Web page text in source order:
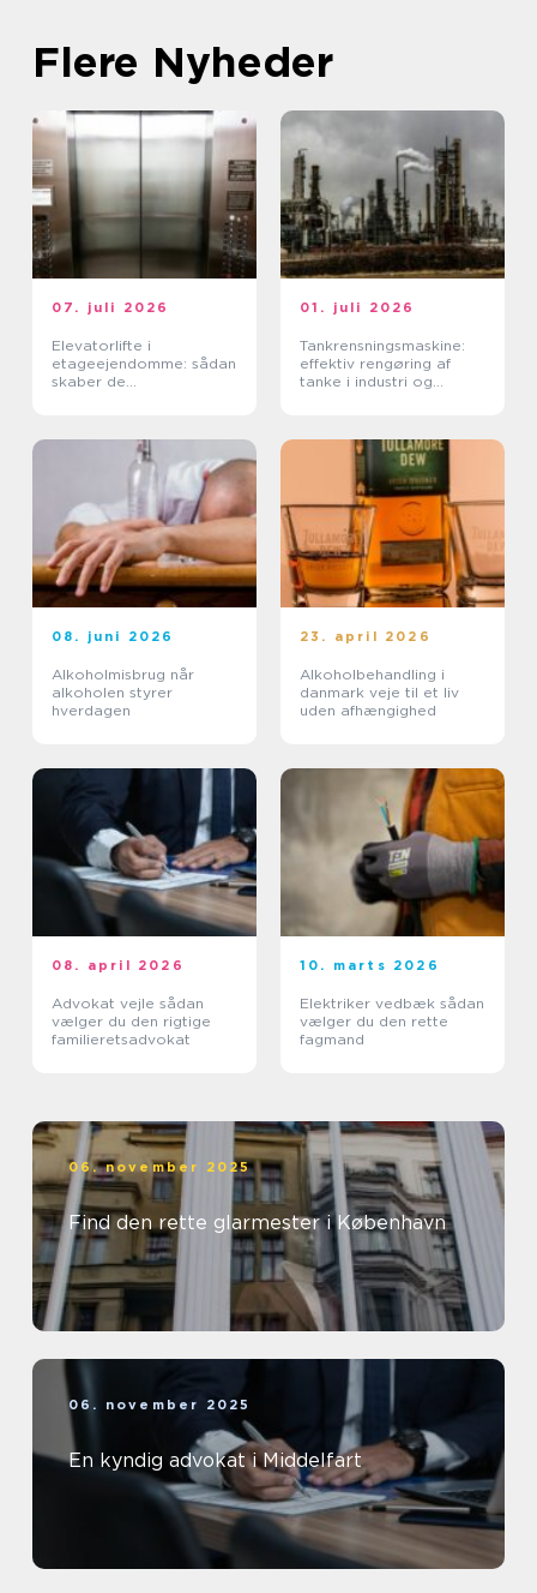
Flere Nyheder
07. juli 2026
Elevatorlifte i
etageejendomme: sådan
skaber de
01. juli 2026
Tankrensningsmaskine:
effektiv rengøring af
tanke i industri og
08. juni 2026
Alkoholmisbrug når
alkoholen styrer
hverdagen
23. april 2026
Alkoholbehandling i
danmark veje til et liv
uden afhængighed
08. april 2026
Advokat vejle sådan
vælger du den rigtige
familieretsadvokat
10. marts 2026
Elektriker vedbæk sådan
vælger du den rette
fagmand
06. november 2025
Find den rette glarmester i København
06. november 2025
En kyndig advokat i Middelfart